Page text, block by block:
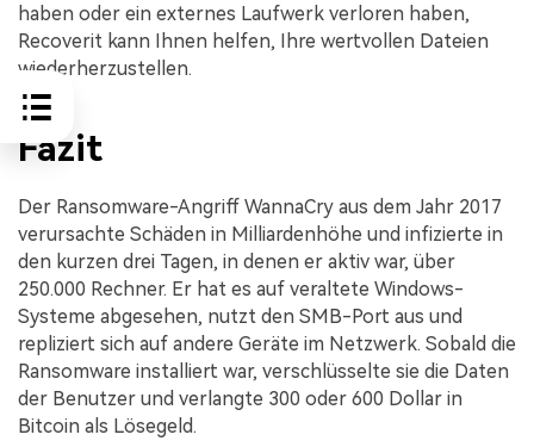
haben oder ein externes Laufwerk verloren haben,
Recoverit kann Ihnen helfen, Ihre wertvollen Dateien
wiederherzustellen.
Fazit
Der Ransomware-Angriff WannaCry aus dem Jahr 2017
verursachte Schäden in Milliardenhöhe und infizierte in
den kurzen drei Tagen, in denen er aktiv war, über
250.000 Rechner. Er hat es auf veraltete Windows-
Systeme abgesehen, nutzt den SMB-Port aus und
repliziert sich auf andere Geräte im Netzwerk. Sobald die
Ransomware installiert war, verschlüsselte sie die Daten
der Benutzer und verlangte 300 oder 600 Dollar in
Bitcoin als Lösegeld.